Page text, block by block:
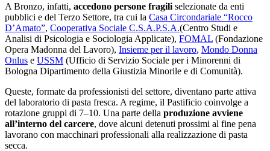
A Bronzo, infatti, accedono persone fragili selezionate da enti
pubblici e del Terzo Settore, tra cui la Casa Circondariale “Rocco
D’Amato”, Cooperativa Sociale C.S.A.P.S.A.(Centro Studi e
Analisi di Psicologia e Sociologia Applicate), FOMAL (Fondazione
Opera Madonna del Lavoro), Insieme per il lavoro, Mondo Donna
Onlus e USSM (Ufficio di Servizio Sociale per i Minorenni di
Bologna Dipartimento della Giustizia Minorile e di Comunità).
Queste, formate da professionisti del settore, diventano parte attiva
del laboratorio di pasta fresca. A regime, il Pastificio coinvolge a
rotazione gruppi di 7–10. Una parte della produzione avviene
all’interno del carcere, dove alcuni detenuti prossimi al fine pena
lavorano con macchinari professionali alla realizzazione di pasta
secca.